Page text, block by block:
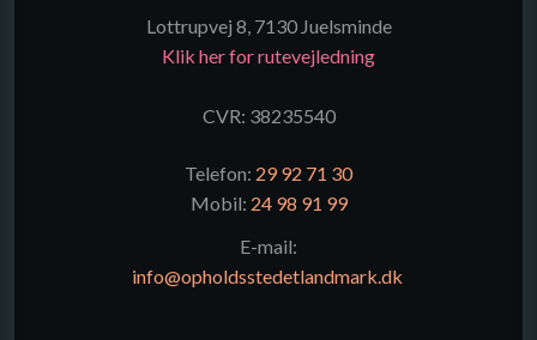
Lottrupvej 8, 7130 Juelsminde
Klik her for rutevejledning​
CVR: 38235540
Telefon: ​ 29 92 71 30
Mobil: 24 98 91 99
E-mail:
info@opholdsstedetlandmark.dk